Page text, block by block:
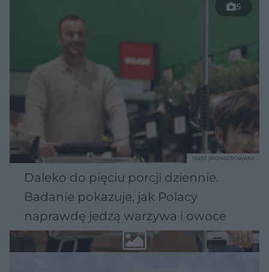
5
Daleko do pięciu porcji dziennie.
Badanie pokazuje, jak Polacy
naprawdę jedzą warzywa i owoce
TEKST SPONSOROWANY